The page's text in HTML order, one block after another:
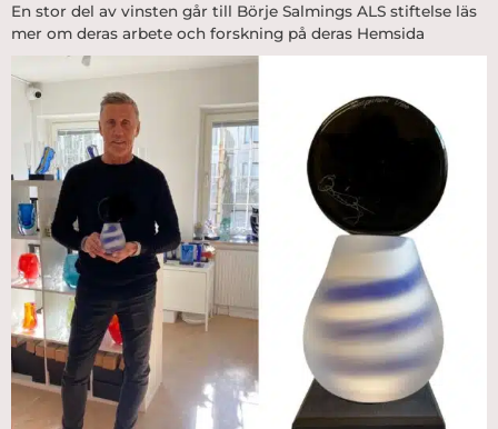
En stor del av vinsten går till Börje Salmings ALS stiftelse läs
mer om deras arbete och forskning på deras Hemsida